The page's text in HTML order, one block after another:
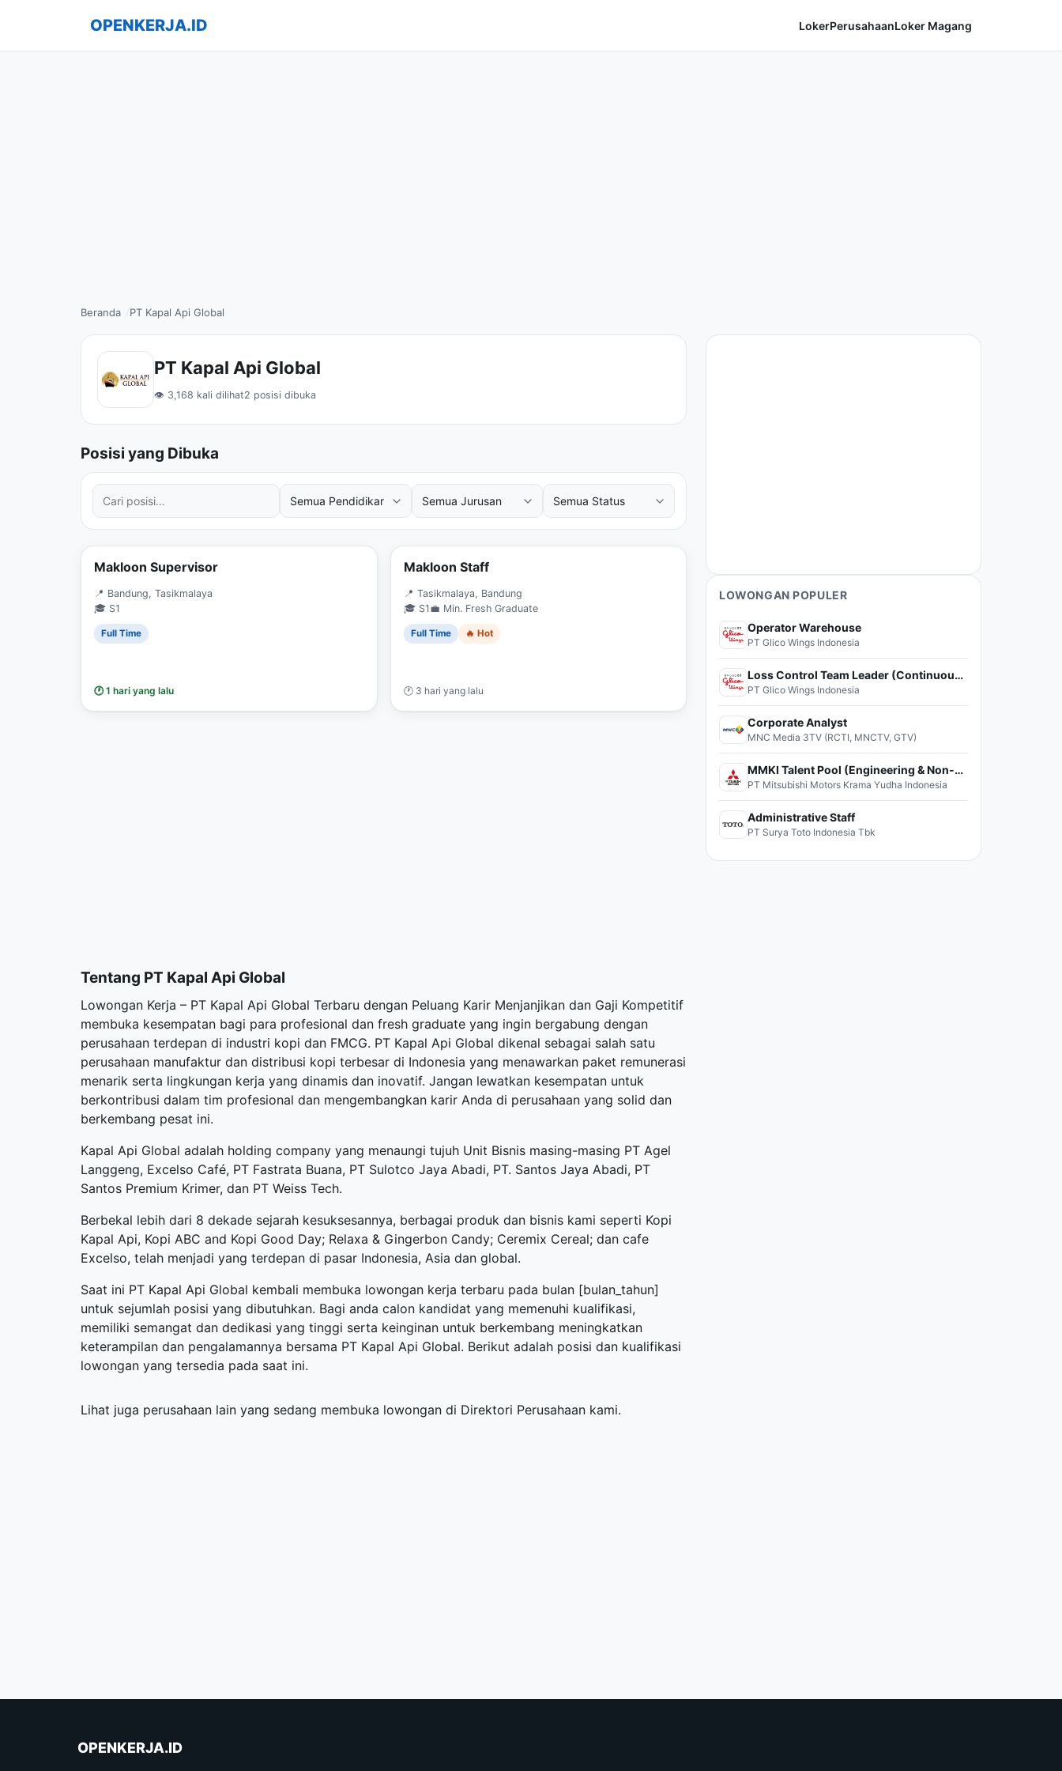
OPENKERJA.ID LokerPerusahaanLoker Magang
Beranda PT Kapal Api Global
PT Kapal Api Global
👁 3,168 kali dilihat2 posisi dibuka
Posisi yang Dibuka
Cari posisi
Filter tingkat pendidikan
Filter jurusan
Filter status kerja
Makloon Supervisor
📍 Bandung, Tasikmalaya
🎓 S1
Full Time
🕐 1 hari yang lalu
Makloon Staff
📍 Tasikmalaya, Bandung
🎓 S1 💼 Min. Fresh Graduate
Full Time 🔥 Hot
🕐 3 hari yang lalu
Tentang PT Kapal Api Global
Lowongan Kerja – PT Kapal Api Global Terbaru dengan Peluang Karir Menjanjikan dan Gaji Kompetitif
membuka kesempatan bagi para profesional dan fresh graduate yang ingin bergabung dengan
perusahaan terdepan di industri kopi dan FMCG. PT Kapal Api Global dikenal sebagai salah satu
perusahaan manufaktur dan distribusi kopi terbesar di Indonesia yang menawarkan paket remunerasi
menarik serta lingkungan kerja yang dinamis dan inovatif. Jangan lewatkan kesempatan untuk
berkontribusi dalam tim profesional dan mengembangkan karir Anda di perusahaan yang solid dan
berkembang pesat ini.
Kapal Api Global adalah holding company yang menaungi tujuh Unit Bisnis masing-masing PT Agel
Langgeng, Excelso Café, PT Fastrata Buana, PT Sulotco Jaya Abadi, PT. Santos Jaya Abadi, PT
Santos Premium Krimer, dan PT Weiss Tech.
Berbekal lebih dari 8 dekade sejarah kesuksesannya, berbagai produk dan bisnis kami seperti Kopi
Kapal Api, Kopi ABC and Kopi Good Day; Relaxa & Gingerbon Candy; Ceremix Cereal; dan cafe
Excelso, telah menjadi yang terdepan di pasar Indonesia, Asia dan global.
Saat ini PT Kapal Api Global kembali membuka lowongan kerja terbaru pada bulan [bulan_tahun]
untuk sejumlah posisi yang dibutuhkan. Bagi anda calon kandidat yang memenuhi kualifikasi,
memiliki semangat dan dedikasi yang tinggi serta keinginan untuk berkembang meningkatkan
keterampilan dan pengalamannya bersama PT Kapal Api Global. Berikut adalah posisi dan kualifikasi
lowongan yang tersedia pada saat ini.
Lihat juga perusahaan lain yang sedang membuka lowongan di Direktori Perusahaan kami.
LOWONGAN POPULER
Operator Warehouse
PT Glico Wings Indonesia
Loss Control Team Leader (Continuous Improvement)
PT Glico Wings Indonesia
Corporate Analyst
MNC Media 3TV (RCTI, MNCTV, GTV)
MMKI Talent Pool (Engineering & Non-Engineering)
PT Mitsubishi Motors Krama Yudha Indonesia
Administrative Staff
PT Surya Toto Indonesia Tbk
OPENKERJA.ID